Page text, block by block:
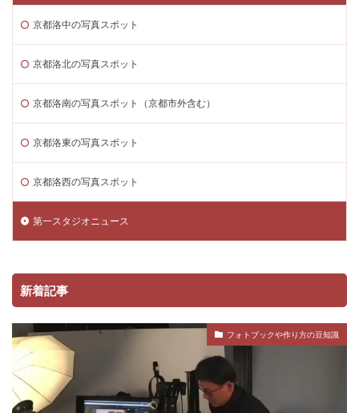
京都洛中の写真スポット
京都洛北の写真スポット
京都洛南の写真スポット（京都市外含む）
京都洛東の写真スポット
京都洛西の写真スポット
第一スタジオニュース
新着記事
フォトブックや作り方の豆知識